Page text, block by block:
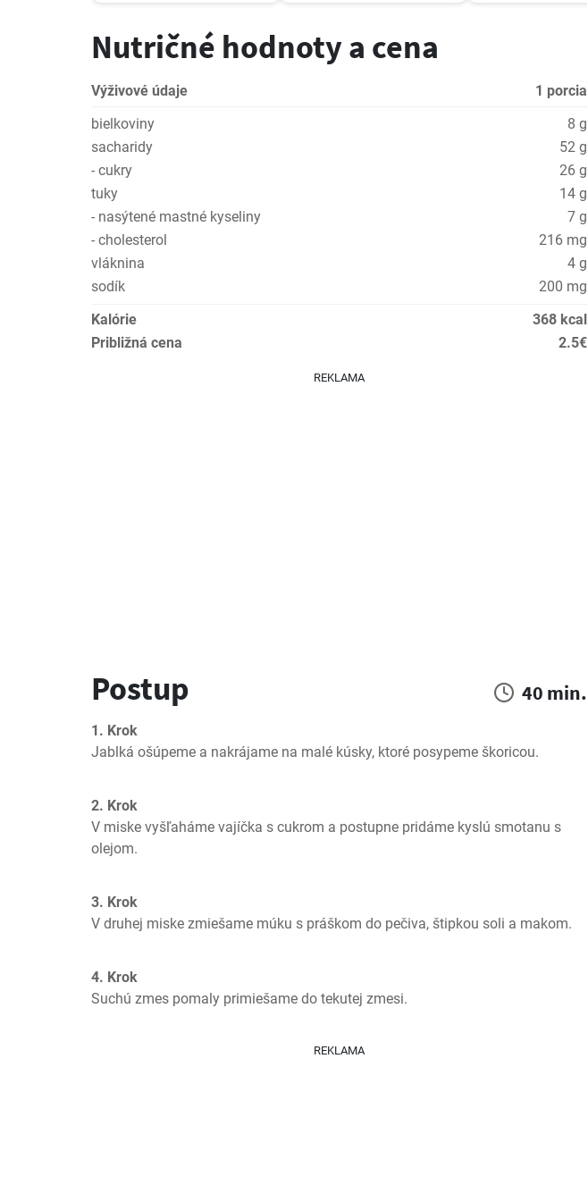
Nutričné hodnoty a cena
Výživové údaje
1 porcia
bielkoviny
8 g
sacharidy
52 g
- cukry
26 g
tuky
14 g
- nasýtené mastné kyseliny
7 g
- cholesterol
216 mg
vláknina
4 g
sodík
200 mg
Kalórie
368 kcal
Približná cena
2.5€
REKLAMA
Postup 40 min.
1. Krok
Jablká ošúpeme a nakrájame na malé kúsky, ktoré posypeme škoricou.
2. Krok
V miske vyšľaháme vajíčka s cukrom a postupne pridáme kyslú smotanu s
olejom.
3. Krok
V druhej miske zmiešame múku s práškom do pečiva, štipkou soli a makom.
4. Krok
Suchú zmes pomaly primiešame do tekutej zmesi.
REKLAMA